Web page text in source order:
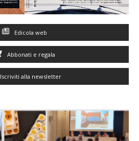
Edicola web
Abbonati e regala
Iscriviti alla newsletter